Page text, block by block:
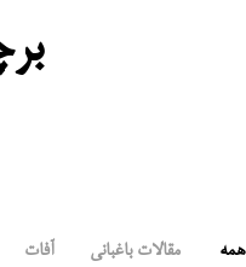
همه مقالات باغبانی آفات